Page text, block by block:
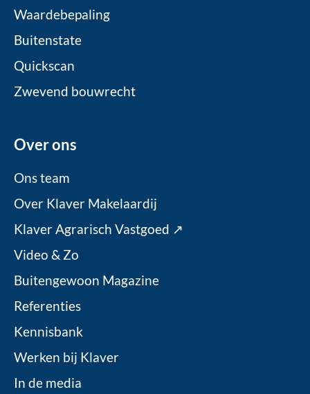
Waardebepaling
Buitenstate
Quickscan
Zwevend bouwrecht
Over ons
Ons team
Over Klaver Makelaardij
Klaver Agrarisch Vastgoed ↗
Video & Zo
Buitengewoon Magazine
Referenties
Kennisbank
Werken bij Klaver
In de media